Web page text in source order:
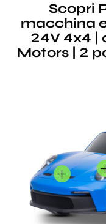
Scopri
macchina
24V 4x4 |
Motors | 2